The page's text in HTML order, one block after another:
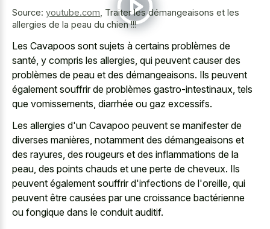
Source: youtube.com Traiter les démangeaisons et les
allergies de la peau du chien !!!
Les Cavapoos sont sujets à certains problèmes de
santé, y compris les allergies, qui peuvent causer des
problèmes de peau et des démangeaisons. Ils peuvent
également souffrir de problèmes gastro-intestinaux, tels
que vomissements, diarrhée ou gaz excessifs.
Les allergies d'un Cavapoo peuvent se manifester de
diverses manières, notamment des démangeaisons et
des rayures, des rougeurs et des inflammations de la
peau, des points chauds et une perte de cheveux. Ils
peuvent également souffrir d'infections de l'oreille, qui
peuvent être causées par une croissance bactérienne
ou fongique dans le conduit auditif.